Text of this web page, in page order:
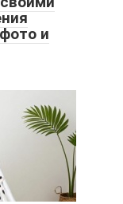
и